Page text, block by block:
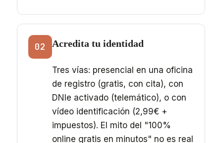
02 Acredita tu identidad
Tres vías: presencial en una oficina
de registro (gratis, con cita), con
DNIe activado (telemático), o con
vídeo identificación (2,99€ +
impuestos). El mito del "100%
online gratis en minutos" no es real